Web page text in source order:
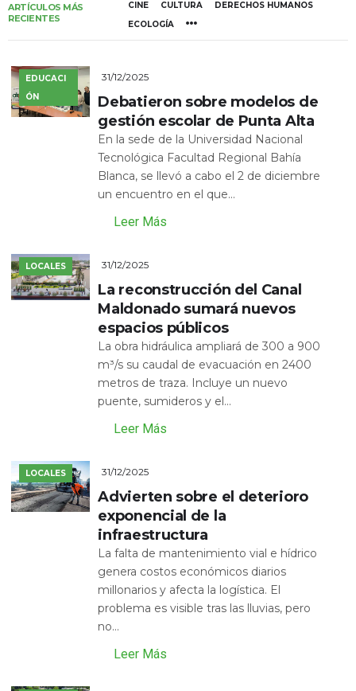
ARTÍCULOS MÁS
RECIENTES
CINE CULTURA
DERECHOS HUMANOS
ECOLOGÍA
EDUCACI
ÓN
31/12/2025
Debatieron sobre modelos de
gestión escolar de Punta Alta
En la sede de la Universidad Nacional
Tecnológica Facultad Regional Bahía
Blanca, se llevó a cabo el 2 de diciembre
un encuentro en el que...
Leer Más
LOCALES 31/12/2025
La reconstrucción del Canal
Maldonado sumará nuevos
espacios públicos
La obra hidráulica ampliará de 300 a 900
m³/s su caudal de evacuación en 2400
metros de traza. Incluye un nuevo
puente, sumideros y el...
Leer Más
LOCALES 31/12/2025
Advierten sobre el deterioro
exponencial de la
infraestructura
La falta de mantenimiento vial e hídrico
genera costos económicos diarios
millonarios y afecta la logística. El
problema es visible tras las lluvias, pero
no...
Leer Más